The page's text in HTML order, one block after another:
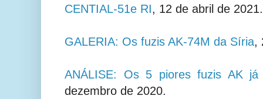
CENTIAL-51e RI, 12 de abril de 2021.
GALERIA: Os fuzis AK-74M da Síria,
ANÁLISE: Os 5 piores fuzis AK
dezembro de 2020.